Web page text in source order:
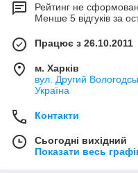
Рейтинг не
Менше 5 відгуків за
Працює з 26.10.2011
м. Харків
вул. Другий
Україна
Контакти
Сьогодні вихідний
Показати весь